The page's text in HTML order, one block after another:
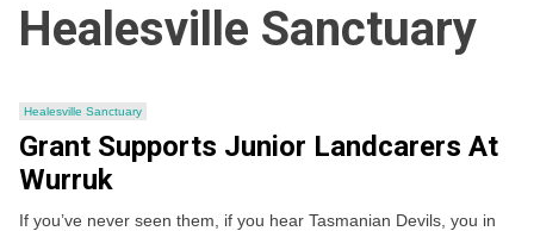
Healesville Sanctuary
Healesville Sanctuary
Grant Supports Junior Landcarers At
Wurruk
If you’ve never seen them, if you hear Tasmanian Devils, you in